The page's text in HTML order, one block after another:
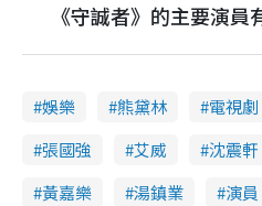
《守誠者》的主要演員
娛樂 熊黛林 電視劇
張國強
艾威 沈震軒
黃嘉樂
湯鎮業 演員